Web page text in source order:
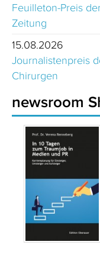
Feuilleton-Preis
Zeitung
15.08.2026
Journalistenpreis
Chirurgen
newsroom